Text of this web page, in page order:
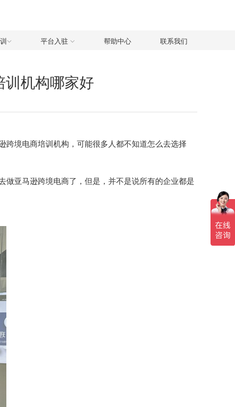
平台入驻 帮助中心 联系我们
机构哪家好
境电商培训机构，可能很多人都不知道怎么去选择
亚马逊跨境电商了，但是，并不是说所有的企业都是